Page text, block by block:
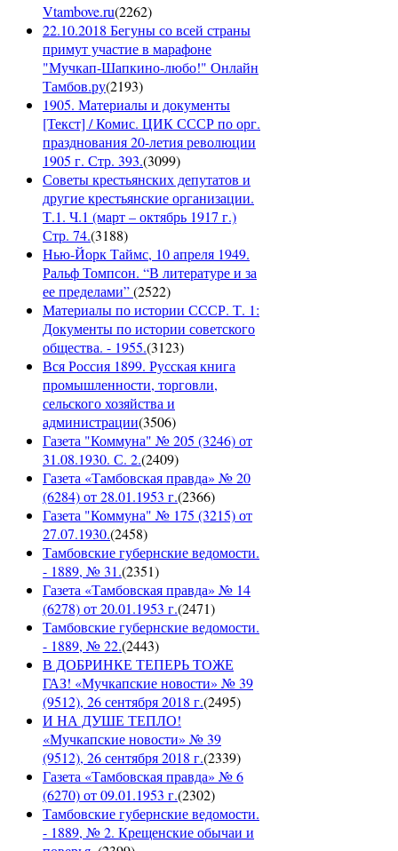
Vtambove.ru(2262)
22.10.2018 Бегуны со всей страны
примут участие в марафоне
"Мучкап-Шапкино-любо!" Онлайн
Тамбов.ру(2193)
1905. Материалы и документы
[Текст] / Комис. ЦИК СССР по орг.
празднования 20-летия революции
1905 г. Стр. 393.(3099)
Советы крестьянских депутатов и
другие крестьянские организации.
Т.1. Ч.1 (март – октябрь 1917 г.)
Стр. 74.(3188)
Нью-Йорк Таймс, 10 апреля 1949.
Ральф Томпсон. “В литературе и за
ее пределами”(2522)
Материалы по истории СССР. Т. 1:
Документы по истории советского
общества. - 1955.(3123)
Вся Россия 1899. Русская книга
промышленности, торговли,
сельского хозяйства и
администрации(3506)
Газета "Коммуна" № 205 (3246) от
31.08.1930. С. 2.(2409)
Газета «Тамбовская правда» № 20
(6284) от 28.01.1953 г.(2366)
Газета "Коммуна" № 175 (3215) от
27.07.1930.(2458)
Тамбовские губернские ведомости.
- 1889, № 31.(2351)
Газета «Тамбовская правда» № 14
(6278) от 20.01.1953 г.(2471)
Тамбовские губернские ведомости.
- 1889, № 22.(2443)
В ДОБРИНКЕ ТЕПЕРЬ ТОЖЕ
ГАЗ! «Мучкапские новости» № 39
(9512), 26 сентября 2018 г.(2495)
И НА ДУШЕ ТЕПЛО!
«Мучкапские новости» № 39
(9512), 26 сентября 2018 г.(2339)
Газета «Тамбовская правда» № 6
(6270) от 09.01.1953 г.(2302)
Тамбовские губернские ведомости.
- 1889, № 2. Крещенские обычаи и